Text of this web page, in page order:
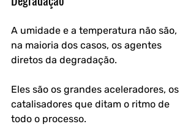
A umidade e a temperatura não são,
na maioria dos casos, os agentes
diretos da degradação.
Eles são os grandes aceleradores, os
catalisadores que ditam o ritmo de
todo o processo.